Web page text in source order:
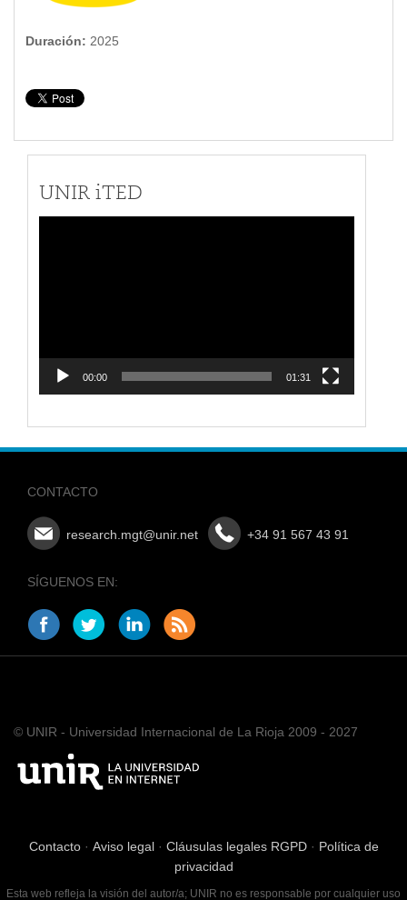
Duración: 2025
UNIR iTED
00:00 01:31
CONTACTO
research.mgt@unir.net +34 91 567 43 91
SÍGUENOS EN:
© UNIR - Universidad Internacional de La Rioja 2009 - 2027
Contacto· Aviso legal· Cláusulas legales RGPD· Política de
privacidad
Esta web refleja la visión del autor/a; UNIR no es responsable por cualquier uso